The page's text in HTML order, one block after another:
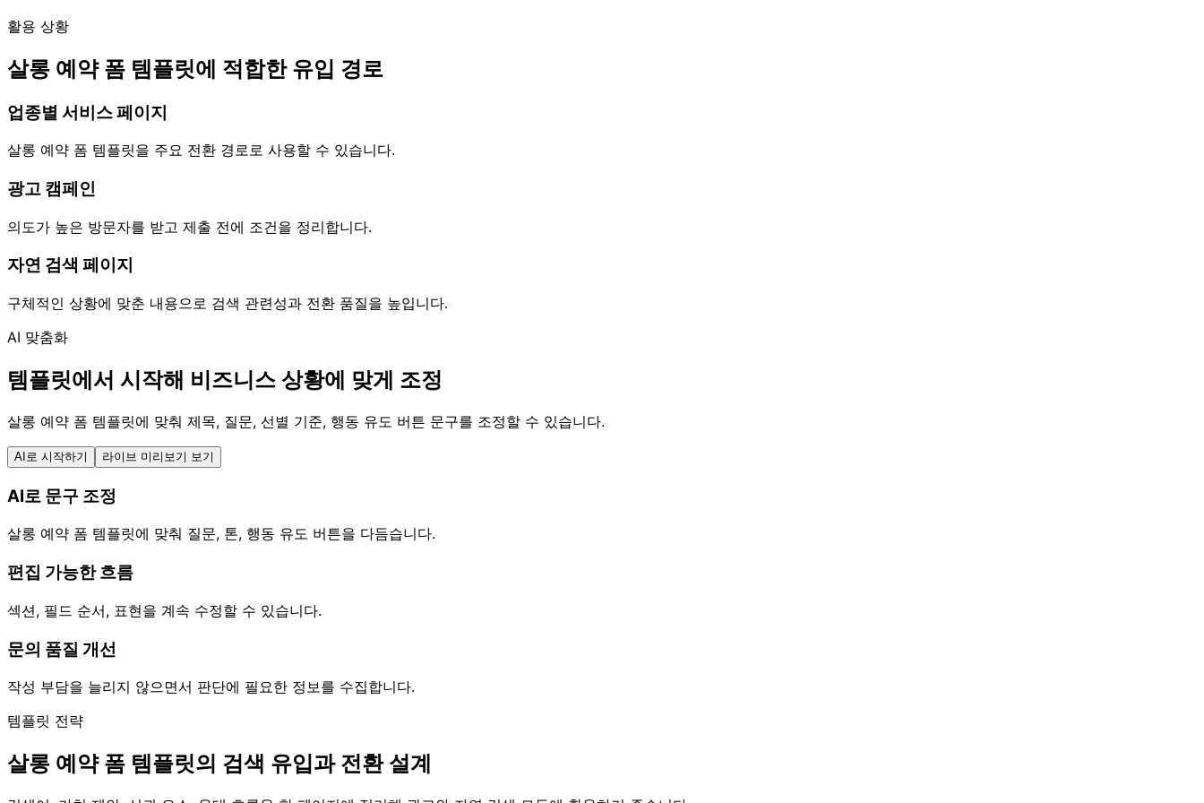
활용 상황
살롱 예약 폼 템플릿에 적합한 유입 경로
업종별 서비스 페이지
살롱 예약 폼 템플릿을 주요 전환 경로로 사용할 수 있습니다.
광고 캠페인
의도가 높은 방문자를 받고 제출 전에 조건을 정리합니다.
자연 검색 페이지
구체적인 상황에 맞춘 내용으로 검색 관련성과 전환 품질을 높입니다.
AI 맞춤화
템플릿에서 시작해 비즈니스 상황에 맞게 조정
살롱 예약 폼 템플릿에 맞춰 제목, 질문, 선별 기준, 행동 유도 버튼 문구를 조정할 수 있습니다.
AI로 시작하기 라이브 미리보기 보기
AI로 문구 조정
살롱 예약 폼 템플릿에 맞춰 질문, 톤, 행동 유도 버튼을 다듬습니다.
편집 가능한 흐름
섹션, 필드 순서, 표현을 계속 수정할 수 있습니다.
문의 품질 개선
작성 부담을 늘리지 않으면서 판단에 필요한 정보를 수집합니다.
템플릿 전략
살롱 예약 폼 템플릿의 검색 유입과 전환 설계